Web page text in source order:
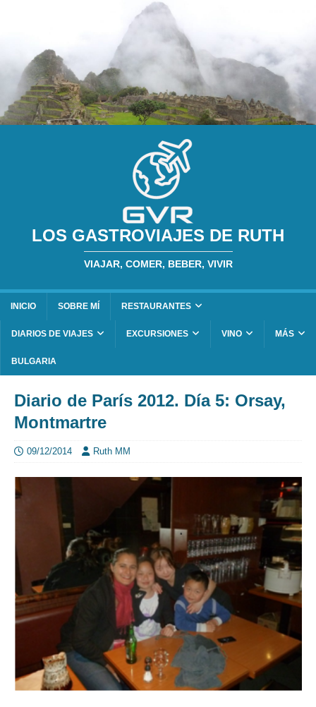
LOS GASTROVIAJES DE RUTH
VIAJAR, COMER, BEBER, VIVIR
INICIO SOBRE MÍ RESTAURANTES
DIARIOS DE VIAJES EXCURSIONES VINO MÁS
BULGARIA
Diario de París 2012. Día 5: Orsay,
Montmartre
09/12/2014 Ruth MM